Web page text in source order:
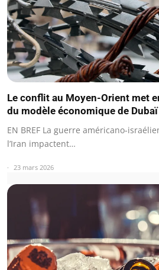
Le conflit au Moyen-Orient met
du modèle économique de Dubaï
EN BREF La guerre américano-
l’Iran impactent…
23 mars 2026